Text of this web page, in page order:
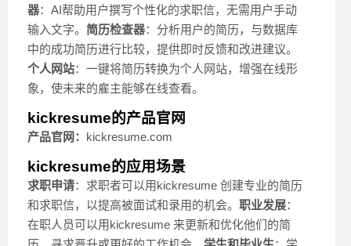
器：AI帮助用户撰写个性化的求职信，无需用户手动
输入文字。 简历检查器：分析用户的简历，与数据库
中的成功简历进行比较，提供即时反馈和改进建议。
个人网站：一键将简历转换为个人网站，增强在线形
象，使未来的雇主能够在线查看。
kickresume的产品官网
产品官网： kickresume.com
kickresume的应用场景
求职申请：求职者可以用kickresume 创建专业的简历
和求职信，以提高被面试和录用的机会。 职业发展：
在职人员可以用kickresume 来更新和优化他们的简